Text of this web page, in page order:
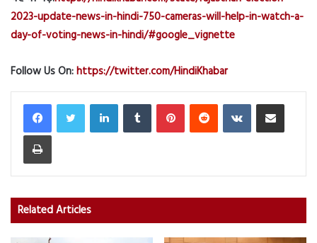
2023-update-news-in-hindi-750-cameras-will-help-in-watch-a-
day-of-voting-news-in-hindi/#google_vignette
Follow Us On:https://twitter.com/HindiKhabar
LinkedInTumblr PinterestReddit VKontakteShare via Email
Print
Related Articles